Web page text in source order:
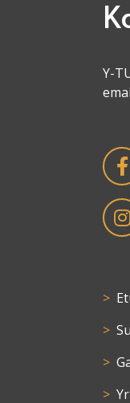
Y-